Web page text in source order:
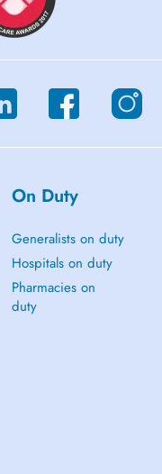
On Duty
Generalists on duty
Hospitals on duty
Pharmacies on
duty